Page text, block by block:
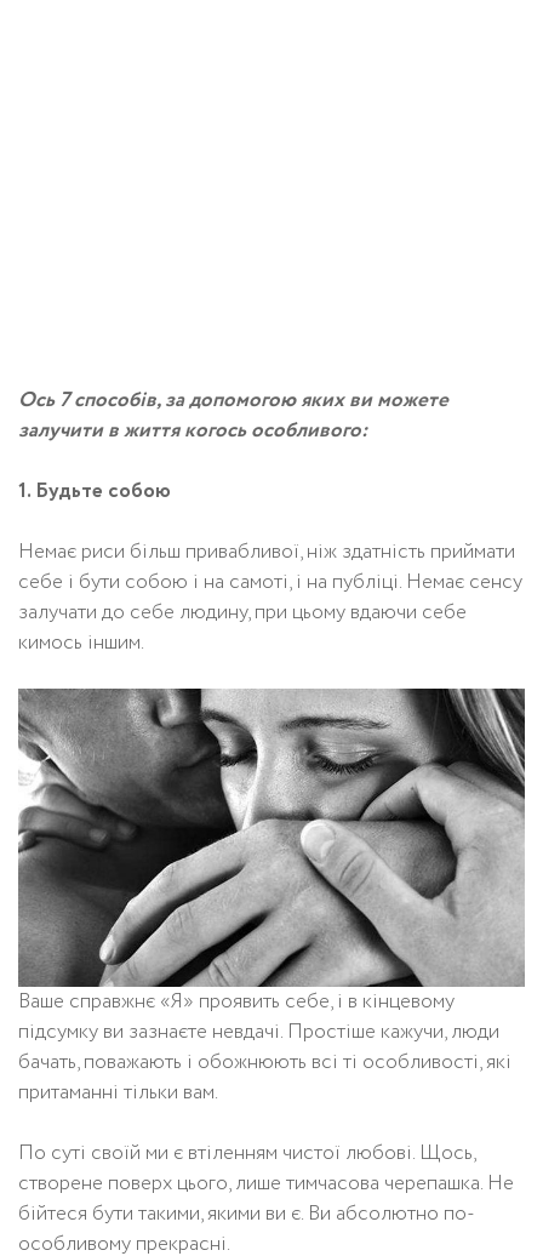
Ось 7 способів, за допомогою яких ви можете
залучити в життя когось особливого:
1. Будьте собою
Немає риси більш привабливої, ніж здатність приймати
себе і бути собою і на самоті, і на публіці. Немає сенсу
залучати до себе людину, при цьому вдаючи себе
кимось іншим.
Ваше справжнє «Я» проявить себе, і в кінцевому
підсумку ви зазнаєте невдачі. Простіше кажучи, люди
бачать, поважають і обожнюють всі ті особливості, які
притаманні тільки вам.
По суті своїй ми є втіленням чистої любові. Щось,
створене поверх цього, лише тимчасова черепашка. Не
бійтеся бути такими, якими ви є. Ви абсолютно по-
особливому прекрасні.